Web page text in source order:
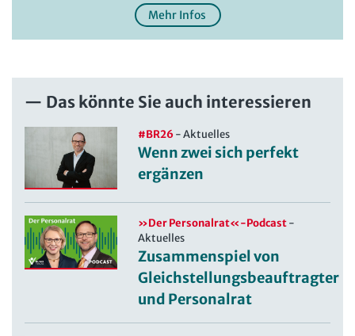
Mehr Infos
Das könnte Sie auch interessieren
#BR26-Aktuelles
Wenn zwei sich perfekt
ergänzen
»Der Personalrat«-Podcast-
Aktuelles
Zusammenspiel von
Gleichstellungsbeauftragter
und Personalrat